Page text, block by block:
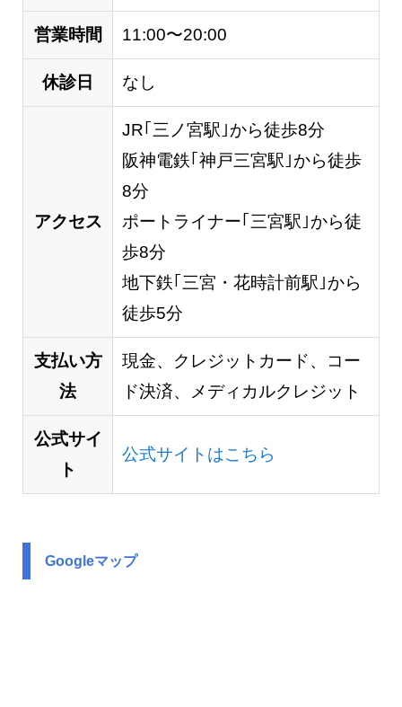
営業時間 11:00〜20:00
休診日 なし
アクセス
JR｢三ノ宮駅｣から徒歩8分
阪神電鉄｢神戸三宮駅｣から徒歩
8分
ポートライナー｢三宮駅｣から徒
歩8分
地下鉄｢三宮・花時計前駅｣から
徒歩5分
支払い方
法
現金、クレジットカード、コー
ド決済、メディカルクレジット
公式サイ
ト
公式サイトはこちら
Googleマップ